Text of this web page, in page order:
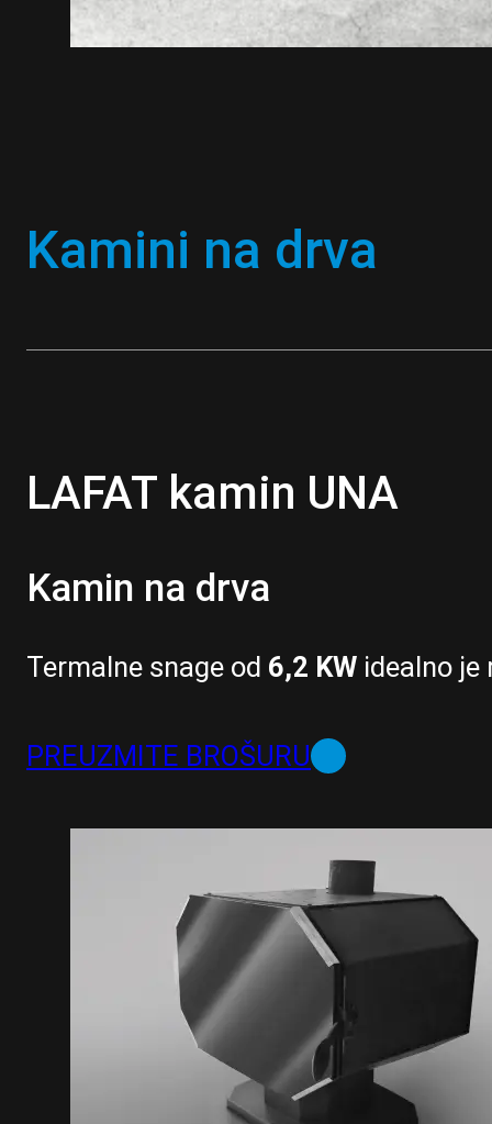
Kamini na drva
LAFAT kamin UNA
Kamin na drva
Termalne snage od 6,2 KW idealno
PREUZMITE BROŠURU